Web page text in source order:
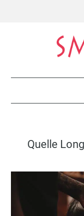
Quelle